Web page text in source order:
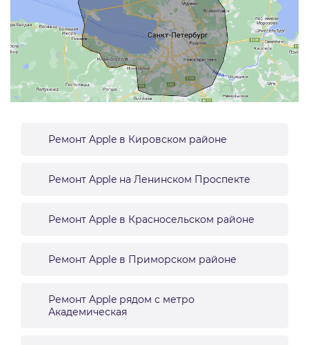
Ремонт Apple в Кировском районе
Ремонт Apple на Ленинском Проспекте
Ремонт Apple в Красносельском районе
Ремонт Apple в Приморском районе
Ремонт Apple рядом с метро
Академическая